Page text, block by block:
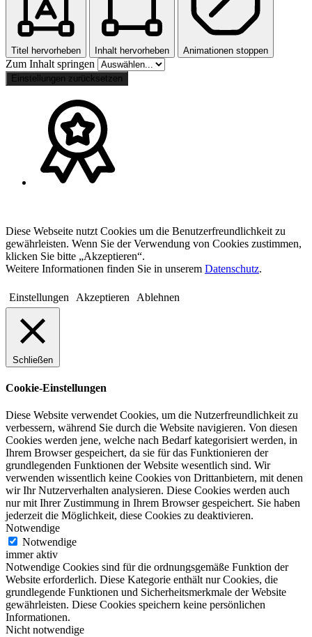
Titel hervorheben Inhalt hervorheben Animationen stoppen
Zum Inhalt springen
Einstellungen zurücksetzen
Diese Webseite nutzt Cookies um die Benutzerfreundlichkeit zu
gewährleisten. Wenn Sie der Verwendung von Cookies zustimmen,
klicken Sie bitte „Akzeptieren“.
Weitere Informationen finden Sie in unserem Datenschutz.
Einstellungen Akzeptieren Ablehnen
Schließen
Cookie-Einstellungen
Diese Website verwendet Cookies, um die Nutzerfreundlichkeit zu
verbessern, während Sie durch die Website navigieren. Von diesen
Cookies werden jene, welche nach Bedarf kategorisiert werden, in
Ihrem Browser gespeichert, da sie für das Funktionieren der
grundlegenden Funktionen der Website wesentlich sind. Wir
verwenden wissentlich keine Cookies von Drittanbietern, mit denen
wir Ihr Nutzerverhalten analysieren. Diese Cookies werden auch
nur mit Ihrer Zustimmung in Ihrem Browser gespeichert. Sie haben
jederzeit die Möglichkeit, diese Cookies zu deaktivieren.
Notwendige
Notwendige
immer aktiv
Notwendige Cookies sind für die ordnungsgemäße Funktion der
Website erforderlich. Diese Kategorie enthält nur Cookies, die
grundlegende Funktionen und Sicherheitsmerkmale der Website
gewährleisten. Diese Cookies speichern keine persönlichen
Informationen.
Nicht notwendige